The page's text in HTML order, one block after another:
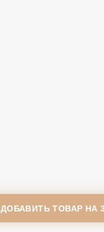
ДОБАВИТЬ ТОВАР НА